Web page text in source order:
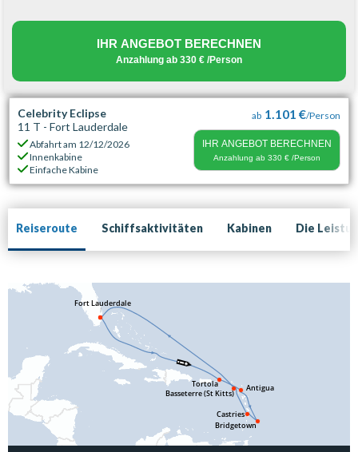
IHR ANGEBOT BERECHNEN
Anzahlung ab 330 € /Person
Celebrity Eclipse
11 T - Fort Lauderdale
Abfahrt am 12/12/2026
Innenkabine
Einfache Kabine
ab 1.101 €/Person
IHR ANGEBOT BERECHNEN
Anzahlung ab 330 €/Person
Reiseroute Schiffsaktivitäten Kabinen Die